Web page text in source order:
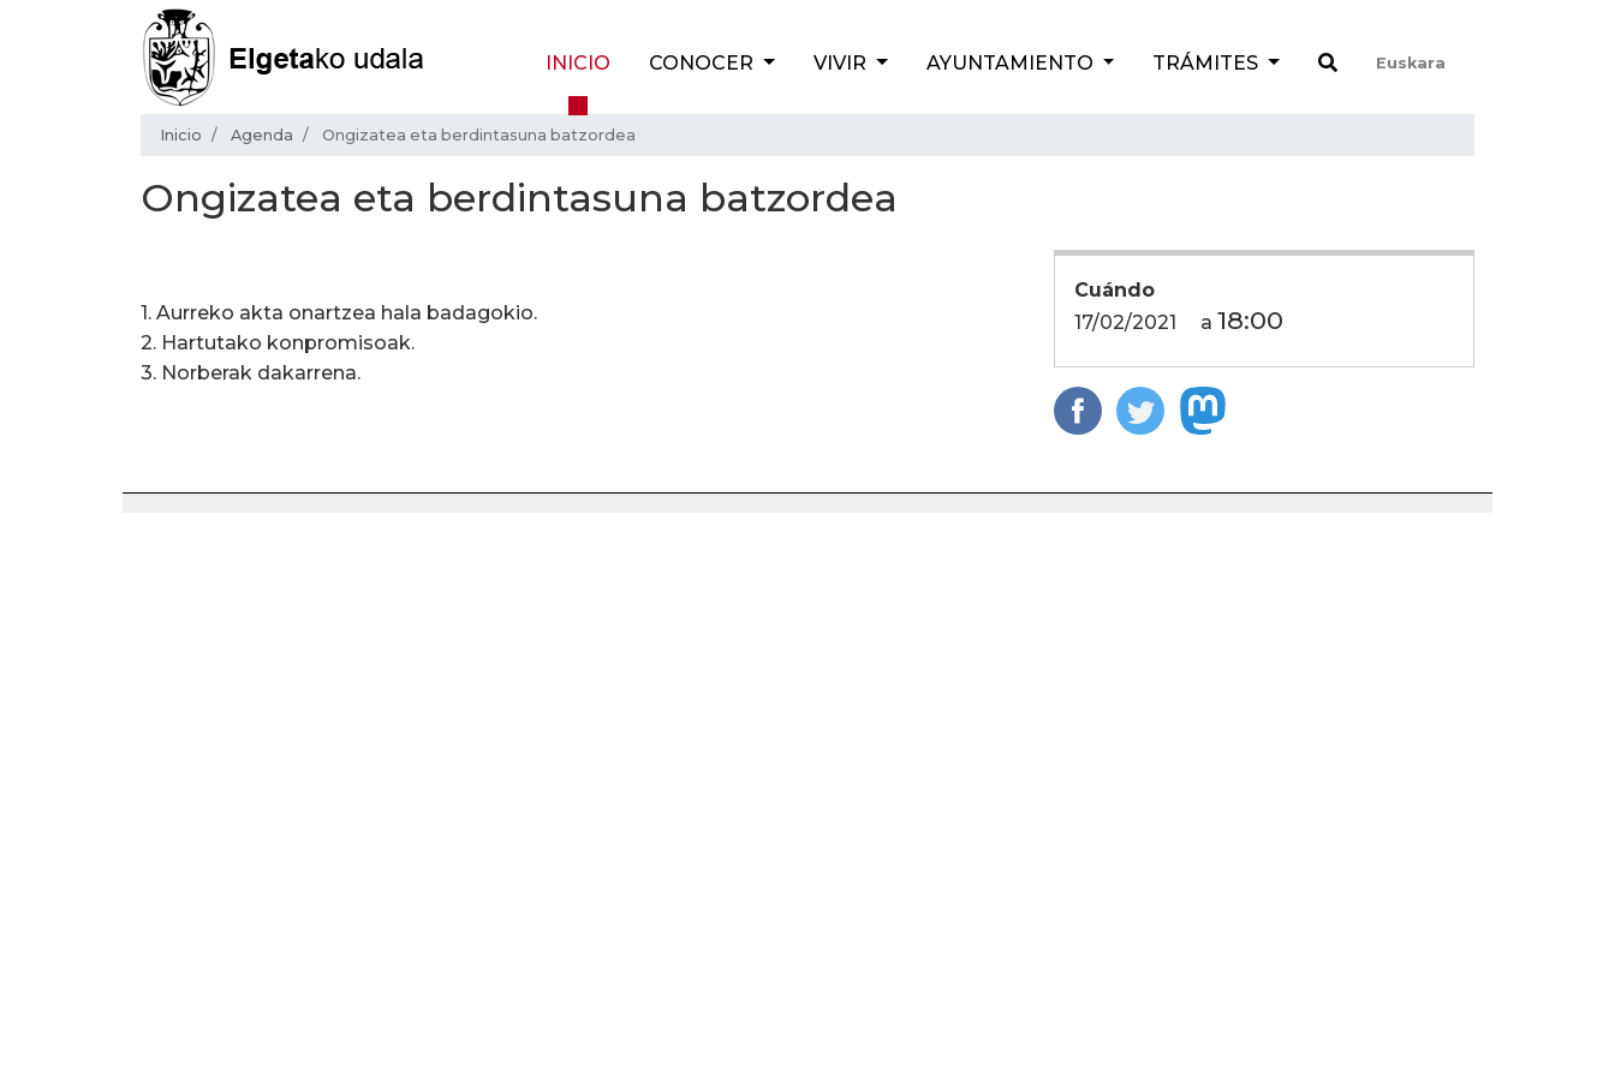
INICIO CONOCER VIVIR AYUNTAMIENTO TRÁMITES Euskara
Inicio Agenda Ongizatea eta berdintasuna batzordea
Ongizatea eta berdintasuna batzordea
Cuándo
17/02/2021
a 18:00
1. Aurreko akta onartzea hala badagokio.
2. Hartutako konpromisoak.
3. Norberak dakarrena.